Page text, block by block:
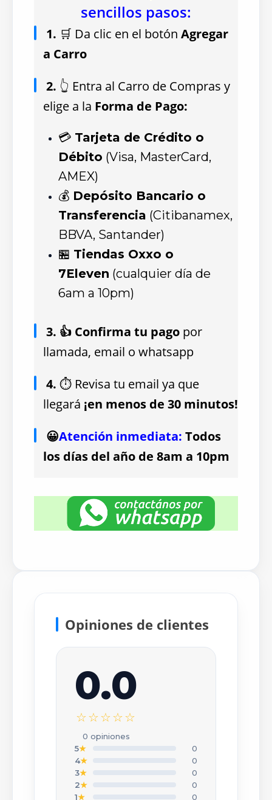
sencillos pasos:
1. 🛒 Da clic en el botón Agregar
a Carro
2. 👆 Entra al Carro de Compras y
elige a la Forma de Pago:
💳 Tarjeta de Crédito o
Débito (Visa, MasterCard,
AMEX)
💰 Depósito Bancario o
Transferencia (Citibanamex,
BBVA, Santander)
🏪 Tiendas Oxxo o
7Eleven (cualquier día de
6am a 10pm)
3. 👍 Confirma tu pago por
llamada, email o whatsapp
4. ⏱ Revisa tu email ya que
llegará ¡en menos de 30 minutos!
😀Atención inmediata: Todos
los días del año de 8am a 10pm
Opiniones de clientes
0.0
☆☆☆☆☆
0 opiniones
5★
0
4★
0
3★
0
2★
0
1★ 0
Escribir tu opinión
CALIFICACIÓN *
★
★
TU NOMBRE O APODO *